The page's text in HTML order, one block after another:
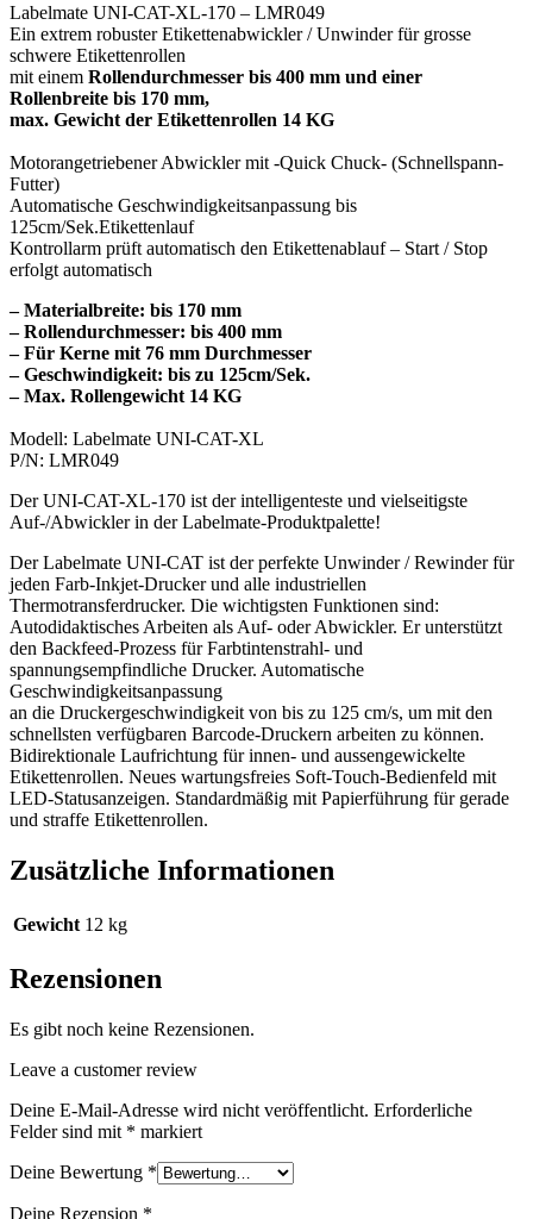
Labelmate UNI-CAT-XL-170 – LMR049
Ein extrem robuster Etikettenabwickler / Unwinder für grosse
schwere Etikettenrollen
mit einem Rollendurchmesser bis 400 mm und einer
Rollenbreite bis 170 mm,
max. Gewicht der Etikettenrollen 14 KG
Motorangetriebener Abwickler mit -Quick Chuck- (Schnellspann-
Futter)
Automatische Geschwindigkeitsanpassung bis
125cm/Sek.Etikettenlauf
Kontrollarm prüft automatisch den Etikettenablauf – Start / Stop
erfolgt automatisch
– Materialbreite: bis 170 mm
– Rollendurchmesser: bis 400 mm
– Für Kerne mit 76 mm Durchmesser
– Geschwindigkeit: bis zu 125cm/Sek.
– Max. Rollengewicht 14 KG
Modell: Labelmate UNI-CAT-XL
P/N: LMR049
Der UNI-CAT-XL-170 ist der intelligenteste und vielseitigste
Auf-/Abwickler in der Labelmate-Produktpalette!
Der Labelmate UNI-CAT ist der perfekte Unwinder / Rewinder für
jeden Farb-Inkjet-Drucker und alle industriellen
Thermotransferdrucker. Die wichtigsten Funktionen sind:
Autodidaktisches Arbeiten als Auf- oder Abwickler. Er unterstützt
den Backfeed-Prozess für Farbtintenstrahl- und
spannungsempfindliche Drucker. Automatische
Geschwindigkeitsanpassung
an die Druckergeschwindigkeit von bis zu 125 cm/s, um mit den
schnellsten verfügbaren Barcode-Druckern arbeiten zu können.
Bidirektionale Laufrichtung für innen- und aussengewickelte
Etikettenrollen. Neues wartungsfreies Soft-Touch-Bedienfeld mit
LED-Statusanzeigen. Standardmäßig mit Papierführung für gerade
und straffe Etikettenrollen.
Zusätzliche Informationen
Gewicht 12 kg
Rezensionen
Es gibt noch keine Rezensionen.
Leave a customer review
Deine E-Mail-Adresse wird nicht veröffentlicht. Erforderliche
Felder sind mit * markiert
Deine Bewertung *
Deine Rezension *